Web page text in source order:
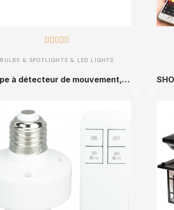
    
BULBS & SPOTLIGHTS & LED LIGHTS
Lampe à détecteur de mouvement, 10 LED super lumineuses, 4 piles AAA et rechargeables, bande magnétique amovible à coller,